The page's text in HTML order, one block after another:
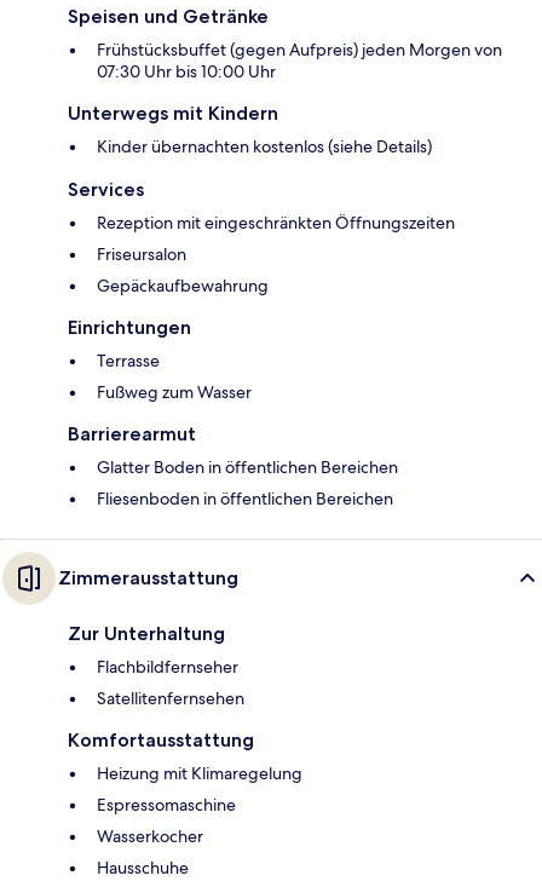
Speisen und Getränke
Frühstücksbuffet (gegen Aufpreis) jeden Morgen von
07:30 Uhr bis 10:00 Uhr
Unterwegs mit Kindern
Kinder übernachten kostenlos (siehe Details)
Services
Rezeption mit eingeschränkten Öffnungszeiten
Friseursalon
Gepäckaufbewahrung
Einrichtungen
Terrasse
Fußweg zum Wasser
Barrierearmut
Glatter Boden in öffentlichen Bereichen
Fliesenboden in öffentlichen Bereichen
Zimmerausstattung
Zur Unterhaltung
Flachbildfernseher
Satellitenfernsehen
Komfortausstattung
Heizung mit Klimaregelung
Espressomaschine
Wasserkocher
Hausschuhe